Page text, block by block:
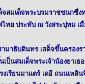
ด็จพระบรมราชชนกซึ่ง
ทย ประทับ ณ วังสระปุทม
ธิบดินทร เสด็จขึ้นครองร
ป็นสมเด็จพระเจ้าน้องยาเธ
รียนมาแตร์ เดอี ถนนเพลิ